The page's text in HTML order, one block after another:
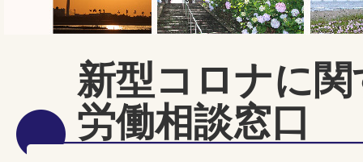
新型コロナに
労働相談窓口